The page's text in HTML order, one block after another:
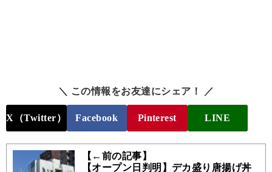
＼ この情報をお友達にシェア！ ／
X（Twitter） Facebook Pinterest LINE
【←前の記事】
【オープン日判明】デカ盛り唐揚げ丼